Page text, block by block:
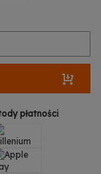
płatności